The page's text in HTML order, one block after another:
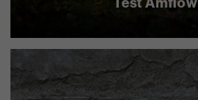
zjistit více